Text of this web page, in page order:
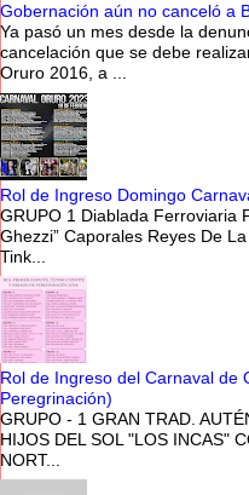
Gobernación aún no canceló a
Ya pasó un mes desde la
cancelación que se debe
Oruro 2016, a ...
Rol de Ingreso Domingo
GRUPO 1 Diablada Ferroviaria
Ghezzi” Caporales Reyes
Tink...
Rol de Ingreso del Carnaval de
Peregrinación)
GRUPO - 1 GRAN TRAD.
HIJOS DEL SOL "LOS INCAS"
NORT...